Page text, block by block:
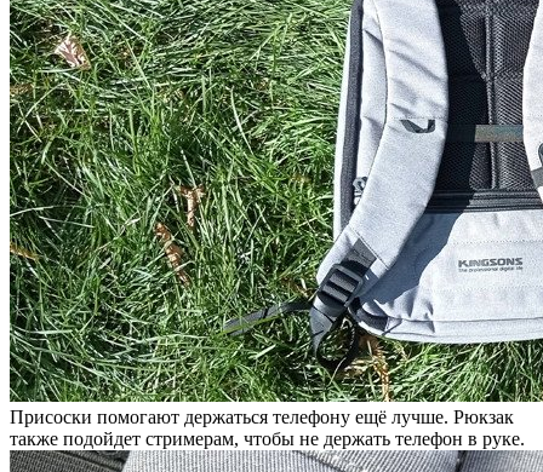
Присоски помогают держаться телефону ещё лучше. Рюкзак
также подойдет стримерам, чтобы не держать телефон в руке.